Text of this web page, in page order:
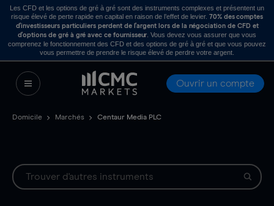
Les CFD et les options de gré à gré sont des instruments complexes et présentent un
risque élevé de perte rapide en capital en raison de l’effet de levier. 70% des comptes
d’investisseurs particuliers perdent de l’argent lors de la négociation de CFD et
d’options de gré à gré avec ce fournisseur . Vous devez vous assurer que vous
comprenez le fonctionnement des CFD et des options de gré à gré et que vous pouvez
vous permettre de prendre le risque élevé de perdre votre argent.
Ouvrir un compte
Domicile Marchés Centaur Media PLC